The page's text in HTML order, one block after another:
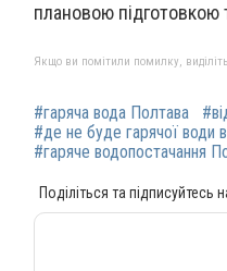
плановою підготовкою
Якщо ви помітили помилку,
#гаряча вода Полтава
#де не буде гарячої води
#гаряче водопостачання
Поділіться та підписуйтесь